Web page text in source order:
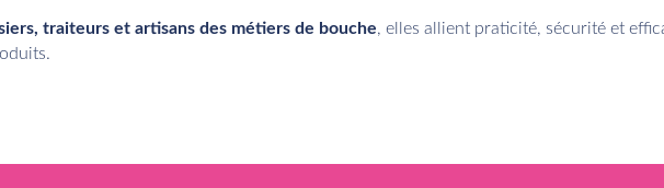
traiteurs et artisans des métiers de bouche, elles allient praticité, sécurité et